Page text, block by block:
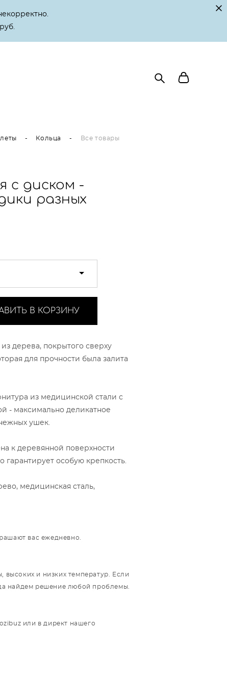
- Кольца - Все товары
с диском -
разных
В КОРЗИНУ
из дерева, покрытого сверху
для прочности была залита
из медицинской стали с
- максимально деликатное
ушек.
к деревянной поверхности
гарантирует особую крепкость.
медицинская сталь,
вас ежедневно.
и низких температур. Если
найдем решение любой проблемы.
или в директ нашего